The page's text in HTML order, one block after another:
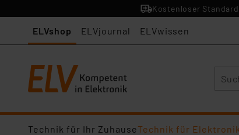
Kostenloser
ELVshop ELVjournal ELVwissen
Technik für Ihr ZuhauseTechnik für